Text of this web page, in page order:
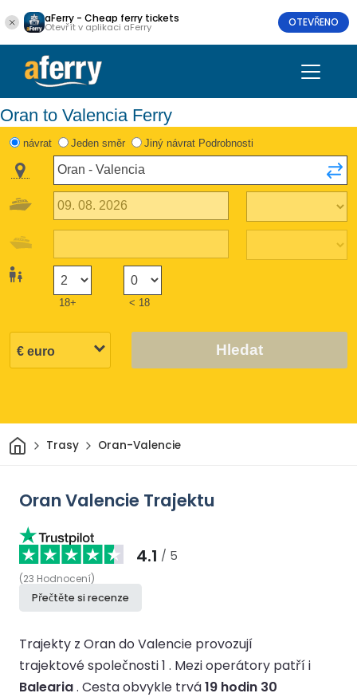
aFerry - Cheap ferry tickets
Otevřít v aplikaci aFerry OTEVŘENO
Oran to Valencia Ferry
návrat Jeden směr Jiný návrat Podrobnosti
18+ < 18
Hledat
Domov
Trasy Oran-Valencie
Oran Valencie Trajektu
4.1 / 5
(23 Hodnocení)
Přečtěte si recenze
Trajekty z Oran do Valencie provozují
trajektové společnosti 1 . Mezi operátory patří i
Balearia. Cesta obvykle trvá19 hodin 30